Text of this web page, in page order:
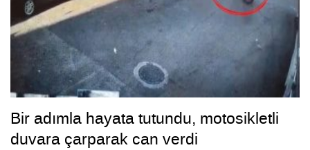
Bir adımla hayata tutundu, motosikletli
duvara çarparak can verdi